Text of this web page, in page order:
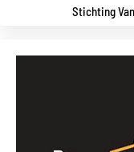
Stichting